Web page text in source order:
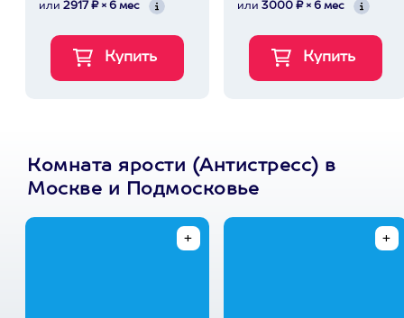
или 2917 ₽ × 6 мес или 3000 ₽ × 6 мес
Комната ярости (Антистресс) в
Москве и Подмосковье